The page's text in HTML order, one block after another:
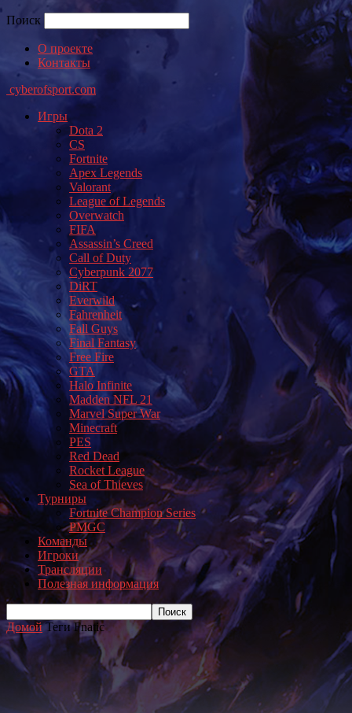
Поиск
О проекте
Контакты
cyberofsport.com
Игры
Dota 2
CS
Fortnite
Apex Legends
Valorant
League of Legends
Overwatch
FIFA
Assassin’s Creed
Call of Duty
Cyberpunk 2077
DiRT
Everwild
Fahrenheit
Fall Guys
Final Fantasy
Free Fire
GTA
Halo Infinite
Madden NFL 21
Marvel Super War
Minecraft
PES
Red Dead
Rocket League
Sea of Thieves
Турниры
Fortnite Champion Series
PMGC
Команды
Игроки
Трансляции
Полезная информация
Домой Теги Fnatic